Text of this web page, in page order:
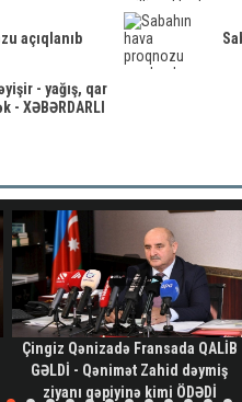
açıqlanıb
- yağış, qar
- XƏBƏRDARLI
Çingiz Qənizadə Fransada QALİB
GƏLDİ - Qənimət Zahid dəymiş
ziyanı qəpiyinə kimi ÖDƏDİ